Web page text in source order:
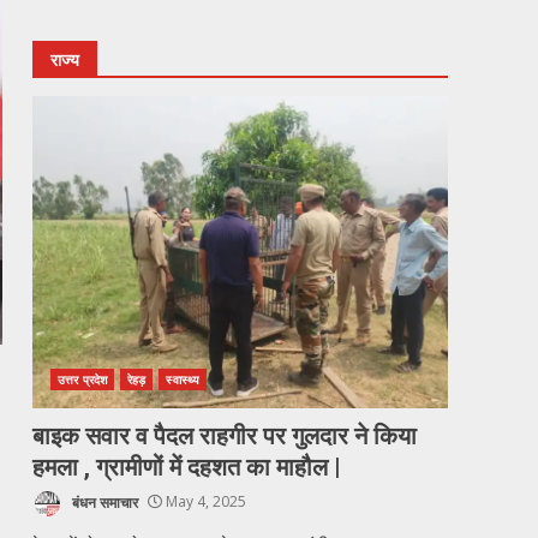
राज्य
उत्तर प्रदेश रेहड़ स्वास्थ्य
बाइक सवार व पैदल राहगीर पर गुलदार ने किया
हमला , ग्रामीणों में दहशत का माहौल |
बंधन समाचार May 4, 2025